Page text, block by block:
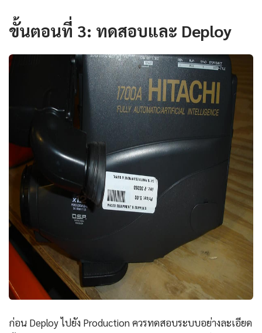
ขั้นตอนที่ 3: ทดสอบและ Deploy
ก่อน Deploy ไปยัง Production ควรทดสอบระบบอย่างละเอียด